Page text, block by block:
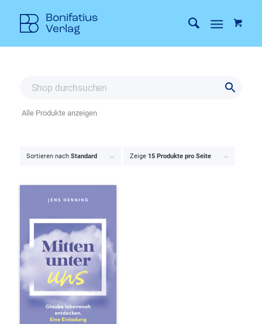
Sortieren nach Standard Zeige 15 Produkte pro Seite
Alle Produkte anzeigen